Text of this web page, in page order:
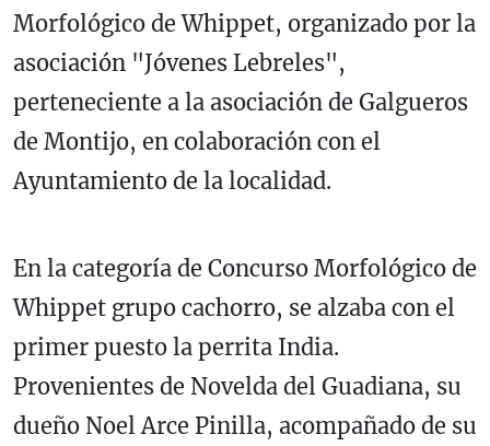
Morfológico de Whippet, organizado por la
asociación "Jóvenes Lebreles",
perteneciente a la asociación de Galgueros
de Montijo, en colaboración con el
Ayuntamiento de la localidad.
En la categoría de Concurso Morfológico de
Whippet grupo cachorro, se alzaba con el
primer puesto la perrita India.
Provenientes de Novelda del Guadiana, su
dueño Noel Arce Pinilla, acompañado de su